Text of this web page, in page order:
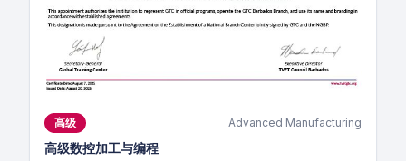
高级 Advanced Manufacturing
高级数控加工与编程